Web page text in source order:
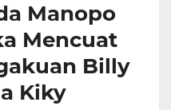
Manopo
Mencuat
Billy
Kiky